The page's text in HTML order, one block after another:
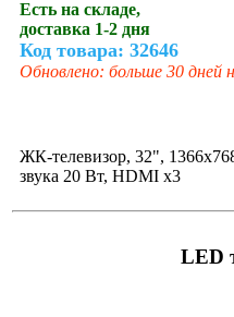
Есть на складе,
доставка 1-2 дня
Код товара: 32646
Обновлено: больше 30 дней
ЖК-телевизор, 32",
звука 20 Вт, HDMI x3
LED